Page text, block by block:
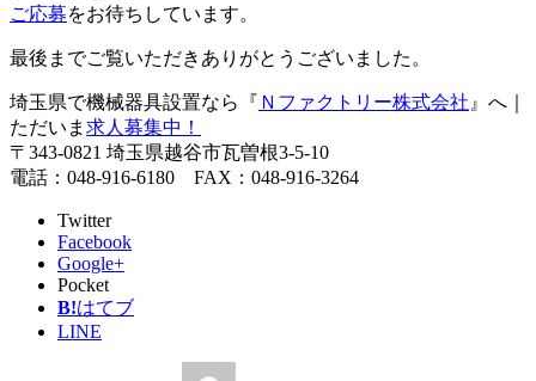
ご応募をお待ちしています。
最後までご覧いただきありがとうございました。
埼玉県で機械器具設置なら『 Ｎファクトリー株式会社 』へ｜
ただいま 求人募集中！
〒343-0821 埼玉県越谷市瓦曽根3-5-10
電話：048-916-6180 FAX：048-916-3264
Twitter
Facebook
Google+
Pocket
B!はてブ
LINE